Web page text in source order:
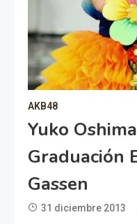
AKB48
Yuko
Graduación
Gassen
31 diciembre 2013